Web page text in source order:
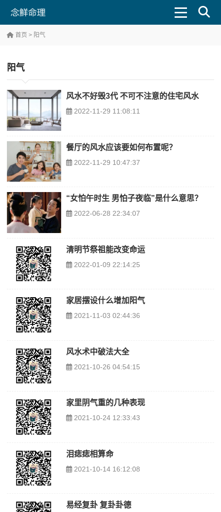
首页 > 阳气
阳气
风水不好毁3代 不可不注意的住宅风水
2022-11-29 11:08:11
餐厅的风水应该要如何布置呢？
2022-11-29 10:47:37
“女怕午时生 男怕子夜临”是什么意思？
2022-06-28 22:34:07
清明节祭祖能改变命运
2022-01-09 22:14:25
家居摆设什么增加阳气
2021-11-03 02:44:36
风水术中破法大全
2021-10-26 04:54:15
家里阴气重的几种表现
2021-10-24 12:33:43
泪痣痣相算命
2021-10-14 16:12:08
易经复卦 复卦卦德